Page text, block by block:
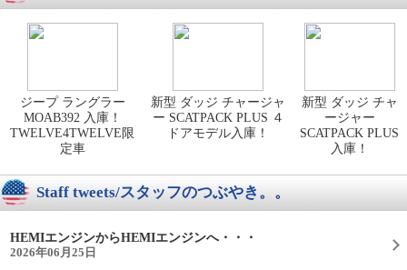
ジープ ラングラー
MOAB392 入庫！
TWELVE4TWELVE限
定車
新型 ダッジ チャージャ
ー SCATPACK PLUS ４
ドアモデル入庫！
新型 ダッジ チャ
ージャー
SCATPACK PLUS
入庫！
Staff tweets/スタッフのつぶやき。。
HEMIエンジンからHEMIエンジンへ・・・
2026年06月25日